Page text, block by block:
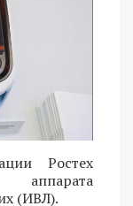
Ростех
(ИВЛ).